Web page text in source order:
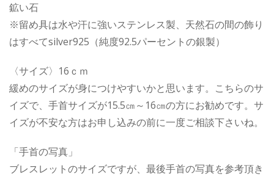
鉱い石
※留め具は水や汗に強いステンレス製、天然石の間の飾り
はすべてsilver925（純度92.5パーセントの銀製）
〈サイズ〉16ｃｍ
緩めのサイズが身につけやすいかと思います。こちらのサ
イズで、手首サイズが15.5㎝～16㎝の方にお勧めです。サ
イズが不安な方はお申し込みの前に一度ご相談下さいね。
「手首の写真」
ブレスレットのサイズですが、最後手首の写真を参考頂き